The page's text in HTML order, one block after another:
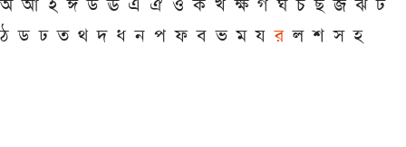
অ আ ই ঈ উ ঊ এ ঐ ও ক খ ক্ষ গ ঘ চ ছ জ ঝ ট
ঠ ড ঢ ত থ দ ধ ন প ফ ব ভ ম য র ল শ স হ